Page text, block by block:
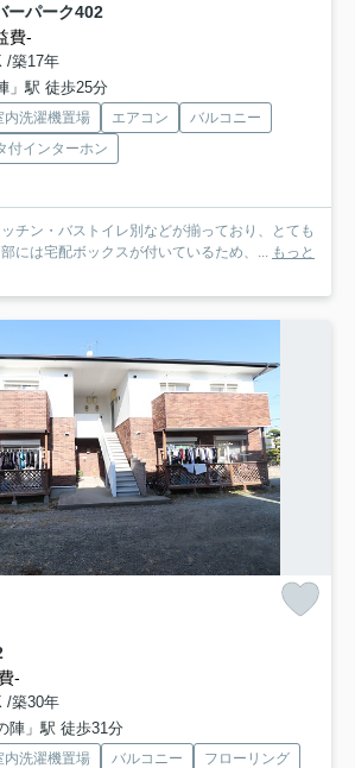
ーパーク402
費-
/築17年
」駅 徒歩25分
内洗濯機置場 エアコン
バルコニー
付インターホン
チン・バストイレ別などが揃っており、とても
には宅配ボックスが付いているため、...
もっと
-
/築30年
陣」駅 徒歩31分
内洗濯機置場 バルコニー
フローリング